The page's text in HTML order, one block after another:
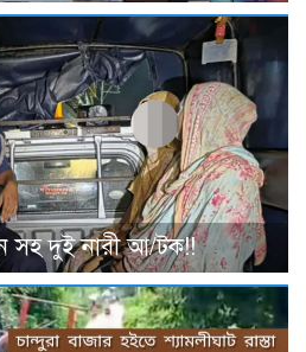
সহ দুই নারী আ/টক!!